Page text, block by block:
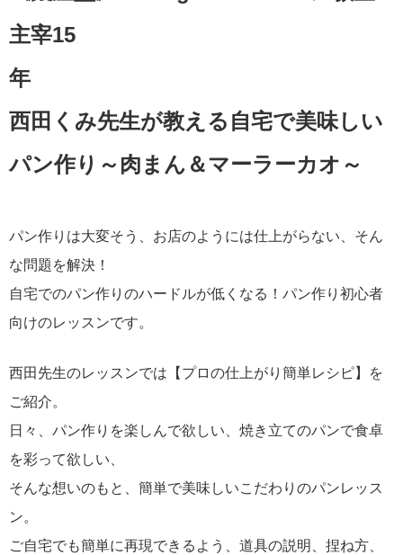
主宰15
年
西田くみ先生が教える自宅で美味しい
パン作り～肉まん＆マーラーカオ～
パン作りは大変そう、お店のようには仕上がらない、そん
な問題を解決！
自宅でのパン作りのハードルが低くなる！パン作り初心者
向けのレッスンです。
西田先生のレッスンでは【プロの仕上がり簡単レシピ】を
ご紹介。
日々、パン作りを楽しんで欲しい、焼き立てのパンで食卓
を彩って欲しい、
そんな想いのもと、簡単で美味しいこだわりのパンレッス
ン。
ご自宅でも簡単に再現できるよう、道具の説明、捏ね方、